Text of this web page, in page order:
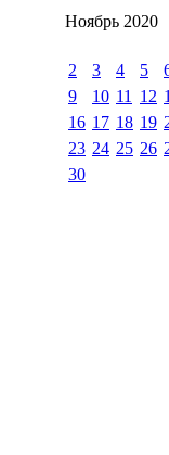
Ноябрь 2020
2
3 4 5
9
10 11 12
16 17 18 19
23 24 25 26
30